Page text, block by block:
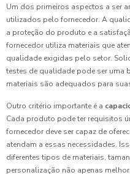
Um dos primeiros aspectos a ser
utilizados pelo fornecedor. A
a proteção do produto e a
fornecedor utiliza materiais que
qualidade exigidas pelo setor.
testes de qualidade pode ser uma
materiais são adequados para
Outro critério importante é a
Cada produto pode ter requisitos
fornecedor deve ser capaz de
atendam a essas necessidades.
diferentes tipos de materiais,
personalização não apenas